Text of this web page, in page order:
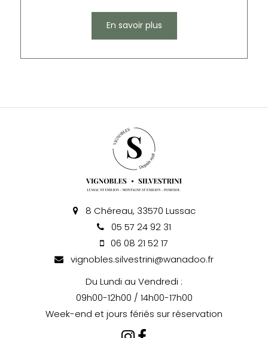
En savoir plus
8 Chéreau, 33570 Lussac
05 57 24 92 31
06 08 21 52 17
vignobles.silvestrini@wanadoo.fr
Du Lundi au Vendredi :
09h00-12h00 / 14h00-17h00
Week-end et jours fériés sur réservation